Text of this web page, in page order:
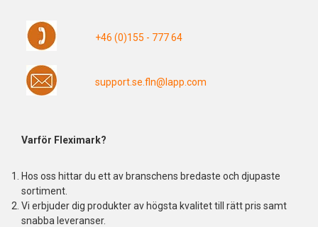
+46 (0)155 - 777 64
support.se.fln@lapp.com
Varför Fleximark?
Hos oss hittar du ett av branschens bredaste och djupaste
sortiment.
Vi erbjuder dig produkter av högsta kvalitet till rätt pris samt
snabba leveranser.